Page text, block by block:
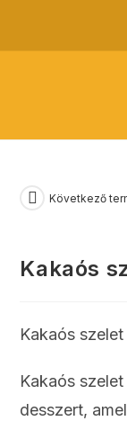
content
Következő
Kakaós
Kakaós
Kakaós
desszert,